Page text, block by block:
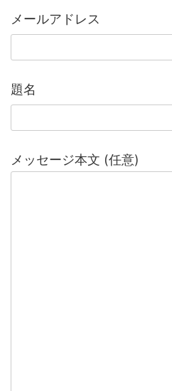
メールアドレス
題名
メッセージ本文 (任意)